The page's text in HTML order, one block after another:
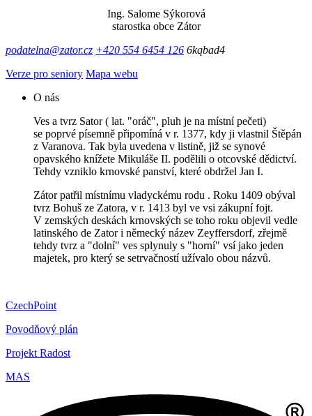
Ing. Salome Sýkorová
starostka obce Zátor
podatelna@zator.cz +420 554 6454 126 6kqbad4
Verze pro seniory Mapa webu
O nás
Ves a tvrz Sator ( lat. "oráč", pluh je na místní pečeti)
se poprvé písemně připomíná v r. 1377, kdy ji vlastnil Štěpán
z Varanova. Tak byla uvedena v listině, již se synové
opavského knížete Mikuláše II. podělili o otcovské dědictví.
Tehdy vzniklo krnovské panství, které obdržel Jan I.
Zátor patřil místnímu vladyckému rodu . Roku 1409 obýval
tvrz Bohuš ze Zatora, v r. 1413 byl ve vsi zákupní fojt.
V zemských deskách krnovských se toho roku objevil vedle
latinského de Zator i německý název Zeyffersdorf, zřejmě
tehdy tvrz a "dolní" ves splynuly s "horní" vsí jako jeden
majetek, pro který se setrvačností užívalo obou názvů.
CzechPoint
Povodňový plán
Projekt Radost
MAS